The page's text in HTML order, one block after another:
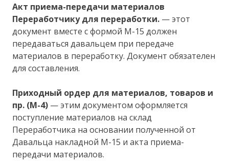
Акт приема-передачи материалов
Переработчику для переработки. — этот
документ вместе с формой М-15 должен
передаваться давальцем при передаче
материалов в переработку. Документ обязателен
для составления.
Приходный ордер для материалов, товаров и
пр. (М-4) — этим документом оформляется
поступление материалов на склад
Переработчика на основании полученной от
Давальца накладной М-15 и акта приема-
передачи материалов.